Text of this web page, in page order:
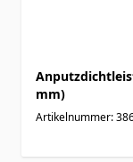
mm)
Artikelnummer: